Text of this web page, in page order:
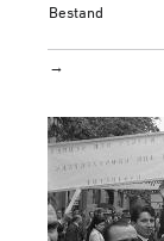
Bestand
→